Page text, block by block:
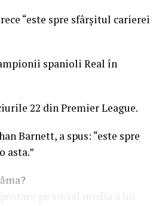
“este spre sfârșitul carierei
spanioli Real în
22 din Premier League.
Barnett, a spus: “este spre
asta.”
pe social media a lui